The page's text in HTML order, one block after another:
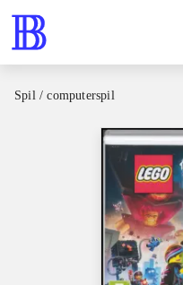
Spil / computerspil